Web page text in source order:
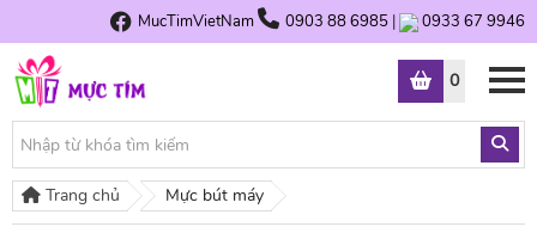
MucTimVietNam 0903 88 6985 | 0933 67 9946
0
Trang chủ Mực bút máy